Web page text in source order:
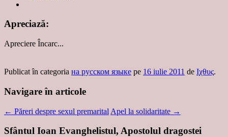
Apreciază:
Apreciere Încarc...
Publicat în categoria на русском языке pe 16 iulie 2011 de Ιχθυς.
Navigare în articole
← Păreri despre sexul premarital Apel la solidaritate →
Sfântul Ioan Evanghelistul, Apostolul dragostei